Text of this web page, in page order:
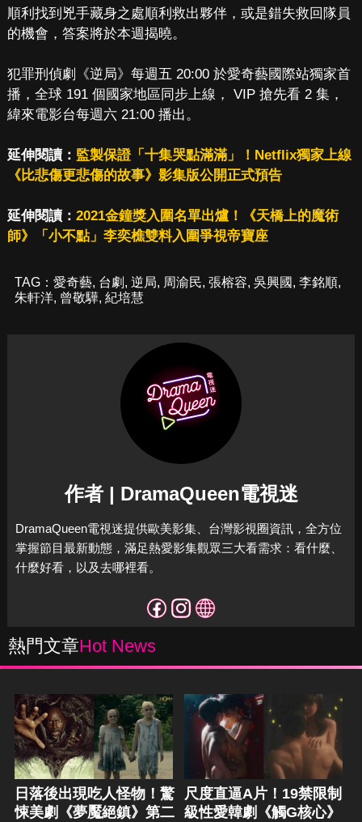
順利找到兇手藏身之處順利救出夥伴，或是錯失救回隊員
的機會，答案將於本週揭曉。
犯罪刑偵劇《逆局》每週五 20:00 於愛奇藝國際站獨家首
播，全球 191 個國家地區同步上線， VIP 搶先看 2 集，
緯來電影台每週六 21:00 播出。
延伸閱讀： 監製保證「十集哭點滿滿」！Netflix獨家上線
《比悲傷更悲傷的故事》影集版公開正式預告
延伸閱讀： 2021金鐘獎入圍名單出爐！《天橋上的魔術
師》「小不點」李奕樵雙料入圍爭視帝寶座
TAG： 愛奇藝, 台劇 , 逆局, 周渝民, 張榕容, 吳興國, 李銘順,
朱軒洋, 曾敬驊, 紀培慧
作者 | DramaQueen電視迷
DramaQueen電視迷提供歐美影集、台灣影視圈資訊，全方位
掌握節目最新動態，滿足熱愛影集觀眾三大看需求：看什麼、
什麼好看，以及去哪裡看。
熱門文章Hot News
日落後出現吃人怪物！驚
悚美劇《夢魘絕鎮》第二
尺度直逼A片！19禁限制
級性愛韓劇《觸G核心》